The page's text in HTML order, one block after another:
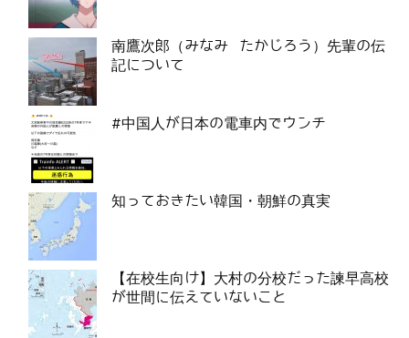
南鷹次郎（みなみ たかじろう）先輩の伝
記について
#中国人が日本の電車内でウンチ
知っておきたい韓国・朝鮮の真実
【在校生向け】大村の分校だった諫早高校
が世間に伝えていないこと